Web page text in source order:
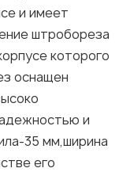
и имеет
штробореза
которого
оснащен
и
35 мм,ширина
его